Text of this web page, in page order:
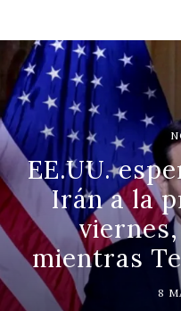
EE.UU.
Irán a la
mientras
8